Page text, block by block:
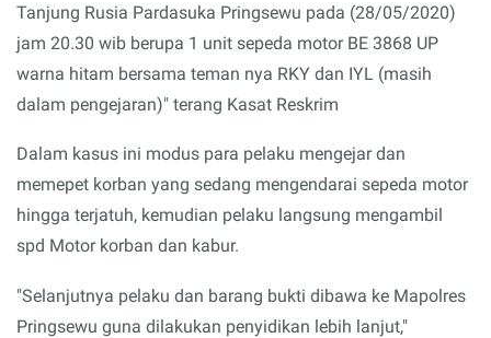
Tanjung Rusia Pardasuka Pringsewu pada (28/05/2020)
jam 20.30 wib berupa 1 unit sepeda motor BE 3868 UP
warna hitam bersama teman nya RKY dan IYL (masih
dalam pengejaran)" terang Kasat Reskrim
Dalam kasus ini modus para pelaku mengejar dan
memepet korban yang sedang mengendarai sepeda motor
hingga terjatuh, kemudian pelaku langsung mengambil
spd Motor korban dan kabur.
"Selanjutnya pelaku dan barang bukti dibawa ke Mapolres
Pringsewu guna dilakukan penyidikan lebih lanjut,"